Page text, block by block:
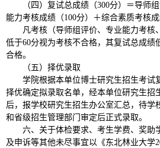
（四）复试总成绩（300分）＝导师
能力考核成绩（100分）＋综合素质考核成
凡考核（导师组评价、专业能力考核
低于60分视为考核不合格，其复试总成绩
合格。
（五）择优录取
学院根据本单位博士研究生招生考试
择优确定拟录取名单，经本单位研究生招
后，报学校研究生招生办公室汇总，待学
和省级招生管理部门审定后正式录取。
六、关于体检要求、考生学费、奖助
及申诉等其他未尽事宜以《东北林业大学